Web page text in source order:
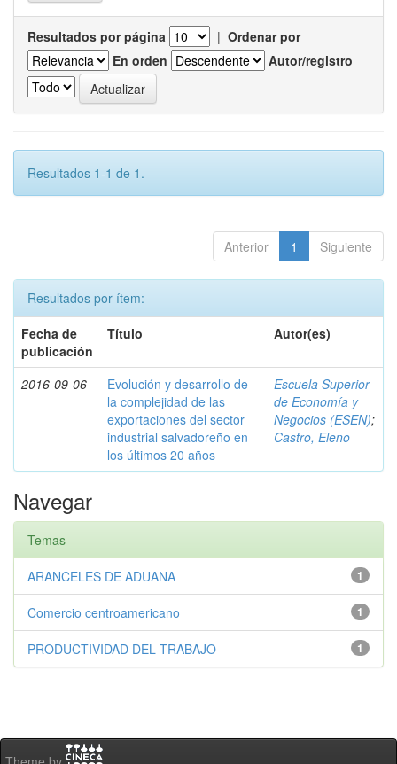
Resultados por página | Ordenar por
En orden
Autor/registro
Resultados 1-1 de 1.
Anterior 1 Siguiente
Resultados por ítem:
Fecha de
publicación
Título Autor(es)
2016-09-06
Evolución y desarrollo de
la complejidad de las
exportaciones del sector
industrial salvadoreño en
los últimos 20 años
Escuela Superior
de Economía y
Negocios (ESEN);
Castro, Eleno
Navegar
Temas
1
ARANCELES DE ADUANA
1
Comercio centroamericano
1
PRODUCTIVIDAD DEL TRABAJO